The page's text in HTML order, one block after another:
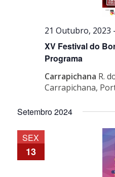
XV Festival do
Programa
21 Outubro, 2023 -
Carrapichana R.
Carrapichana,
Setembro 2024
SEX
13